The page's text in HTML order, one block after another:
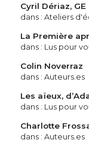
Cyril Dériaz, GE
dans : Ateliers
La Première
dans : Lus pour
Colin Noverraz
dans : Auteurs.es
Les aïeux,
dans : Lus pour
Charlotte
dans : Auteurs.es